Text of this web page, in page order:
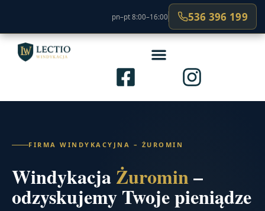
pn–pt 8:00–16:00 536 396 199
FIRMA WINDYKACYJNA – ŻUROMIN
WindykacjaŻuromin–
odzyskujemy Twoje pieniądze